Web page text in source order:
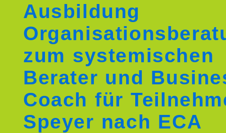
Ausbildung
zum systemischen
Berater und
Coach für
Speyer nach ECA